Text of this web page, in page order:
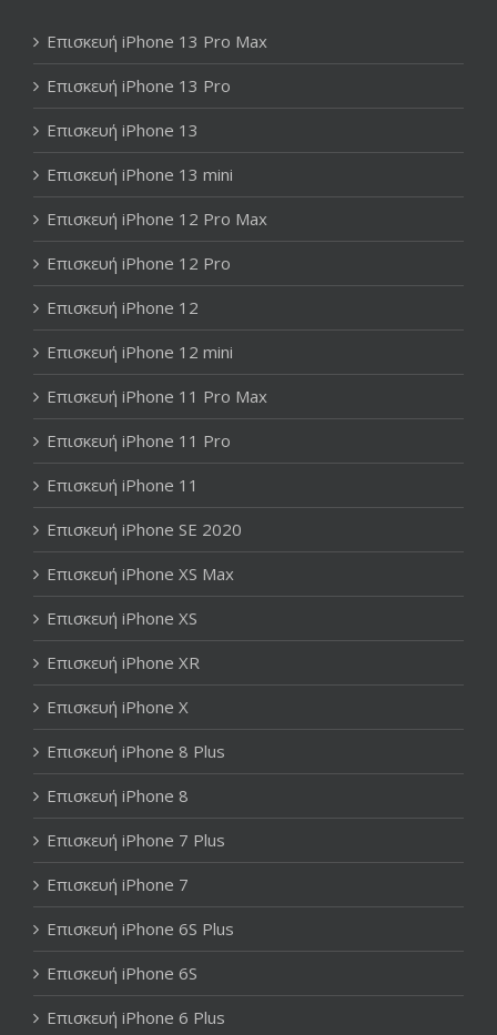
Επισκευή iPhone 13 Pro Max
Επισκευή iPhone 13 Pro
Επισκευή iPhone 13
Επισκευή iPhone 13 mini
Επισκευή iPhone 12 Pro Max
Επισκευή iPhone 12 Pro
Επισκευή iPhone 12
Επισκευή iPhone 12 mini
Επισκευή iPhone 11 Pro Max
Επισκευή iPhone 11 Pro
Επισκευή iPhone 11
Επισκευή iPhone SE 2020
Επισκευή iPhone XS Max
Επισκευή iPhone XS
Επισκευή iPhone XR
Επισκευή iPhone X
Επισκευή iPhone 8 Plus
Επισκευή iPhone 8
Επισκευή iPhone 7 Plus
Επισκευή iPhone 7
Επισκευή iPhone 6S Plus
Επισκευή iPhone 6S
Επισκευή iPhone 6 Plus